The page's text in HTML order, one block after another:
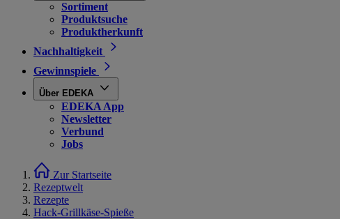
Sortiment
Produktsuche
Produktherkunft
Nachhaltigkeit
Gewinnspiele
Über EDEKA
EDEKA App
Newsletter
Verbund
Jobs
Zur Startseite
Rezeptwelt
Rezepte
Hack-Grillkäse-Spieße